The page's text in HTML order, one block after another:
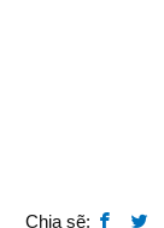
Chia sẽ: